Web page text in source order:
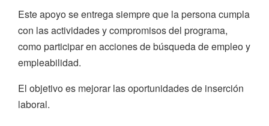
Este apoyo se entrega siempre que la persona cumpla
con las actividades y compromisos del programa,
como participar en acciones de búsqueda de empleo y
empleabilidad.
El objetivo es mejorar las oportunidades de inserción
laboral.